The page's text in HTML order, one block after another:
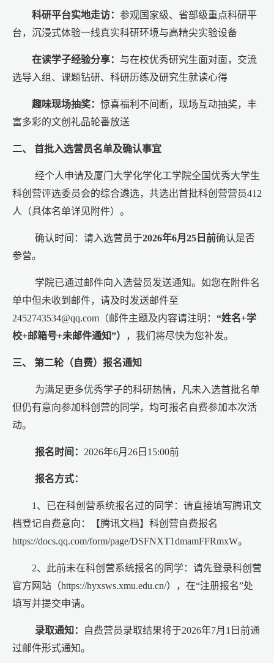
科研平台实地走访： 参观国家级、省部级重点科研平
台，沉浸式体验一线真实科研环境与高精尖实验设备
在读学子经验分享： 与在校优秀研究生面对面，交流
选导入组、课题钻研、科研历练及研究生就读心得
趣味现场抽奖： 惊喜福利不间断，现场互动抽奖，丰
富多彩的文创礼品轮番放送
二、 首批入选营员名单及确认事宜
经个人申请及厦门大学化学化工学院全国优秀大学生
科创营评选委员会的综合遴选，共选出首批科创营营员412
人（具体名单详见附件）。
确认时间：请入选营员于2026年6月25日前确认是否
参营。
学院已通过邮件向入选营员发送通知。如您在附件名
单中但未收到邮件，请及时发送邮件至
2452743534@qq.com（邮件主题及内容请注明： “姓名+学
校+邮箱号+未邮件通知”）
，我们将尽快为您补发。
三、 第二轮（自费）报名通知
为满足更多优秀学子的科研热情，凡未入选首批名单
但仍有意向参加科创营的同学，均可报名自费参加本次活
动。
报名时间： 2026年6月26日15:00前
报名方式：
1、已在科创营系统报名过的同学：请直接填写腾讯文
档登记自费意向：【腾讯文档】科创营自费报名
https://docs.qq.com/form/page/DSFNXT1dmamFFRmxW。
2、此前未在科创营系统报名的同学：请先登录科创营
官方网站（https://hyxsws.xmu.edu.cn/），在“注册报名”处
填写并提交申请。
录取通知：
自费营员录取结果将于2026年7月1日前通
过邮件形式通知。